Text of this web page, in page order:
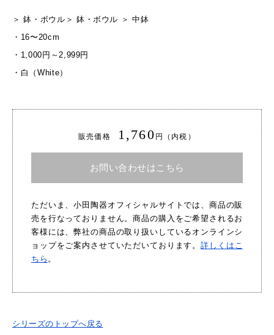
＞鉢・ボウル ＞ 鉢・ボウル ＞中鉢
・ 16〜20cm
・ 1,000円～2,999円
・ 白（White）
販売価格 1,760 円（内税）
お問い合わせはこちら
ただいま、小田陶器オフィシャルサイトでは、商品の販
売を行なっておりません。商品の購入をご希望されるお
客様には、弊社の商品の取り扱いしているオンラインシ
ョップをご案内させていただいております。詳しくはこ
ちら 。
シリーズのトップへ戻る